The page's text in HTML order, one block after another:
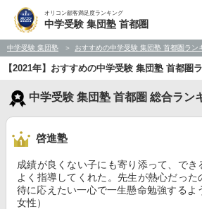
オリコン顧客満足度ランキング
中学受験 集団塾 首都圏
中学受験 集団塾 おすすめの中学受験 集団塾 首都圏ラン
【2021年】おすすめの中学受験 集団塾 首都圏
中学受験 集団塾 首都圏 総合ラン
啓進塾
成績が良くない子にも寄り添って、で
よく指導してくれた。先生が熱心だった
待に応えたい一心で一生懸命勉強するよ
女性）